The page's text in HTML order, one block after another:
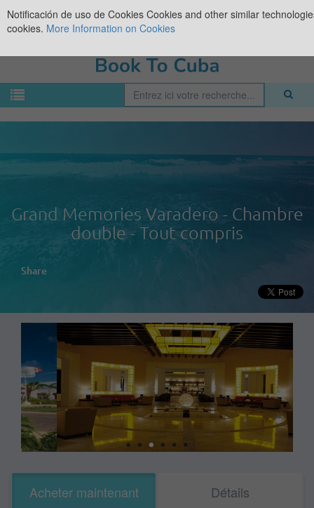
Grand Memories Varadero - Chambre
double - Tout compris
Share
Acheter maintenant Détails
Notificación de uso de Cookies Cookies and other similar
cookies. More Information on Cookies